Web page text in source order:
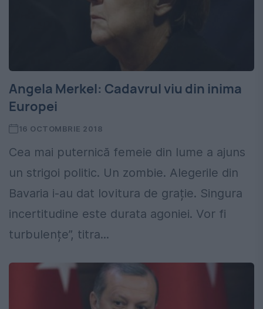
Angela Merkel: Cadavrul viu din inima
Europei
16 OCTOMBRIE 2018
Cea mai puternică femeie din lume a ajuns
un strigoi politic. Un zombie. Alegerile din
Bavaria i-au dat lovitura de grație. Singura
incertitudine este durata agoniei. Vor fi
turbulențe”, titra...